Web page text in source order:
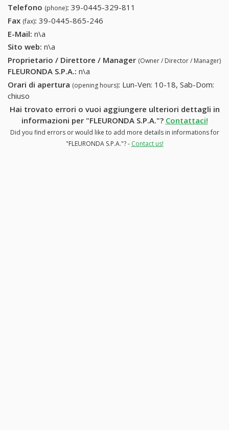
Telefono (phone): 39-0445-329-811
Fax (fax): 39-0445-865-246
E-Mail: n\a
Sito web: n\a
Proprietario / Direttore / Manager (Owner / Director / Manager)
FLEURONDA S.P.A.: n\a
Orari di apertura (opening hours): Lun-Ven: 10-18, Sab-Dom:
chiuso
Hai trovato errori o vuoi aggiungere ulteriori dettagli in
informazioni per "FLEURONDA S.P.A."? Contattaci!
Did you find errors or would like to add more details in informations for
"FLEURONDA S.P.A."? - Contact us!